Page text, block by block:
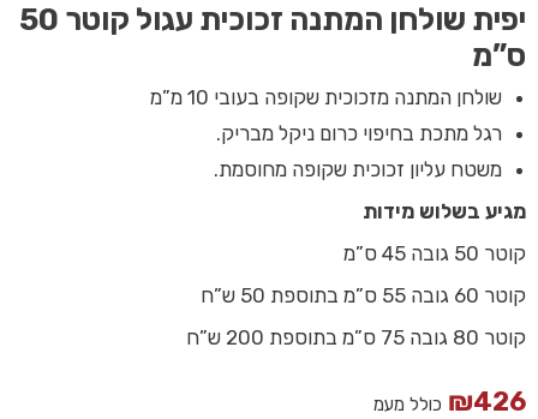
יפית שולחן המתנה זכוכית עגול קוטר 50
ס”מ
שולחן המתנה מזכוכית שקופה בעובי 10 מ”מ
רגל מתכת בחיפוי כרום ניקל מבריק.
משטח עליון זכוכית שקופה מחוסמת.
מגיע בשלוש מידות
קוטר 50 גובה 45 ס”מ
קוטר 60 גובה 55 ס”מ בתוספת 50 ש”ח
קוטר 80 גובה 75 ס”מ בתוספת 200 ש”ח
₪426 כולל מעמ